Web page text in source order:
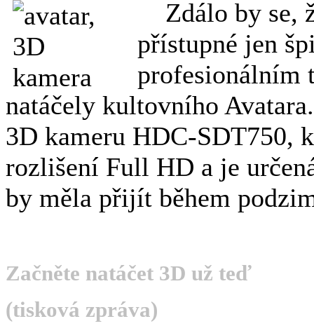
Zdálo by se,
přístupné jen
profesionálním
natáčely kultovního
3D kameru HDC-SDT750,
rozlišení Full HD a je
by měla přijít během
Začněte natáčet 3D už teď
(tisková zpráva)